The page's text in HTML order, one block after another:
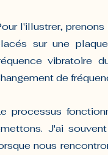
l'illustrer,
sur une
vibratoire
de
processus
J'ai
nous